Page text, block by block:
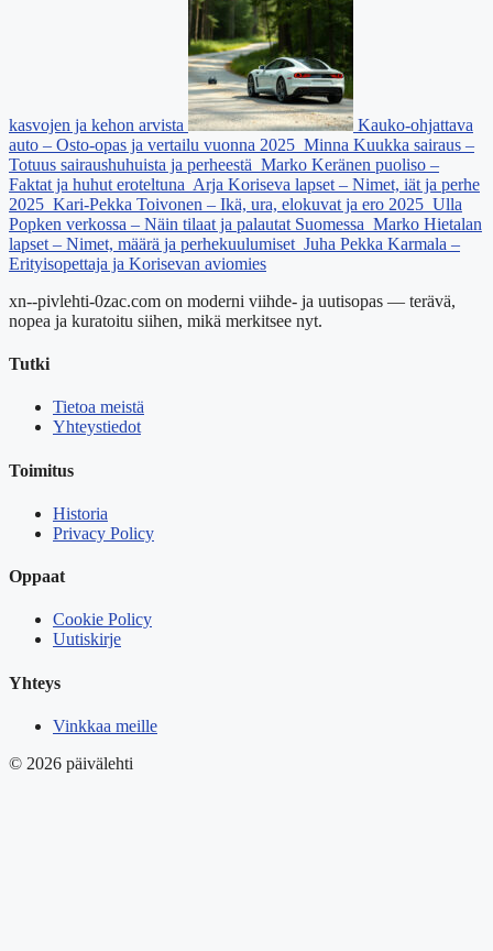
kasvojen ja kehon arvista
Kauko-ohjattava
auto – Osto-opas ja vertailu vuonna 2025 Minna Kuukka sairaus –
Totuus sairaushuhuista ja perheestä Marko Keränen puoliso –
Faktat ja huhut eroteltuna Arja Koriseva lapset – Nimet, iät ja perhe
2025 Kari-Pekka Toivonen – Ikä, ura, elokuvat ja ero 2025 Ulla
Popken verkossa – Näin tilaat ja palautat Suomessa Marko Hietalan
lapset – Nimet, määrä ja perhekuulumiset Juha Pekka Karmala –
Erityisopettaja ja Korisevan aviomies
xn--pivlehti-0zac.com on moderni viihde- ja uutisopas — terävä,
nopea ja kuratoitu siihen, mikä merkitsee nyt.
Tutki
Tietoa meistä
Yhteystiedot
Toimitus
Historia
Privacy Policy
Oppaat
Cookie Policy
Uutiskirje
Yhteys
Vinkkaa meille
© 2026 päivälehti